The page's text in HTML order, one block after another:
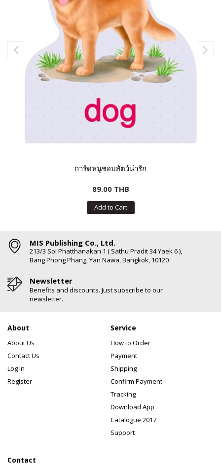
การ์ดหนูชอบสัตว์น่ารัก
89.00 THB
Add to Cart
MIS Publishing Co., Ltd.
213/3 Soi Phatthanakan 1 ( Sathu Pradit 34 Yaek 6 ),
Bang Phong Phang, Yan Nawa, Bangkok, 10120
Newsletter
Benefits and discounts. Just subscribe to our
newsletter.
About
About Us
Contact Us
Log In
Register
Service
How to Order
Payment
Shipping
Confirm Payment
Tracking
Download App
Catalogue 2017
Support
Contact